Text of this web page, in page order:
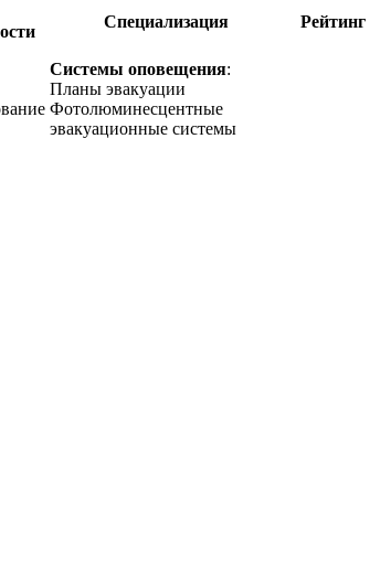
Специализация Рейтинг
Системы оповещения:
Планы эвакуации
Фотолюминесцентные
эвакуационные системы